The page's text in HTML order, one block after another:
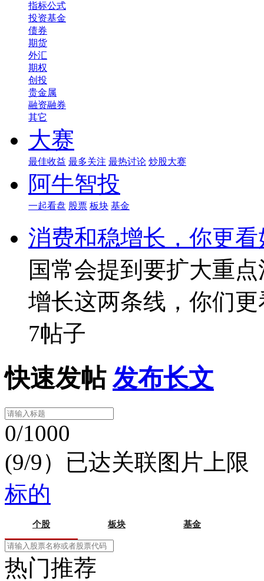
指标公式
投资基金
债券
期货
外汇
期权
创投
贵金属
融资融券
其它
大赛
最佳收益 最多关注 最热讨论 炒股大赛
阿牛智投
一起看盘 股票 板块 基金
消费和稳增长，你更
国常会提到要扩大重
增长这两条线，你们
7帖子
快速发帖 发布长文
0/1000
(9/9）已达关联图片上限
标的
个股 板块 基金
热门推荐